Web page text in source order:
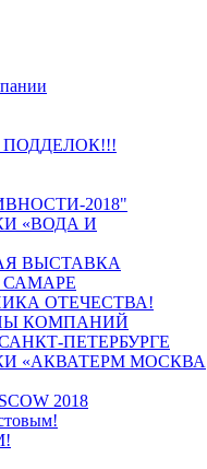
ПОДДЕЛОК!!!
2018"
«ВОДА И
ВЫСТАВКА
САМАРЕ
ОТЕЧЕСТВА!
КОМПАНИЙ
ПЕТЕРБУРГЕ
«АКВАТЕРМ МОСКВА
2018